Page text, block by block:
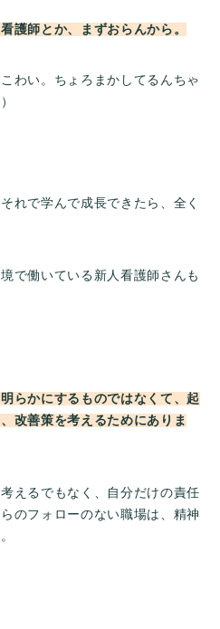
護師とか、まずおらんから。
わい。ちょろまかしてるんちゃ
れで学んで成長できたら、全く
で働いている新人看護師さんも
らかにするものではなくて、起
改善策を考えるためにありま
えるでもなく、自分だけの責任
のフォローのない職場は、精神